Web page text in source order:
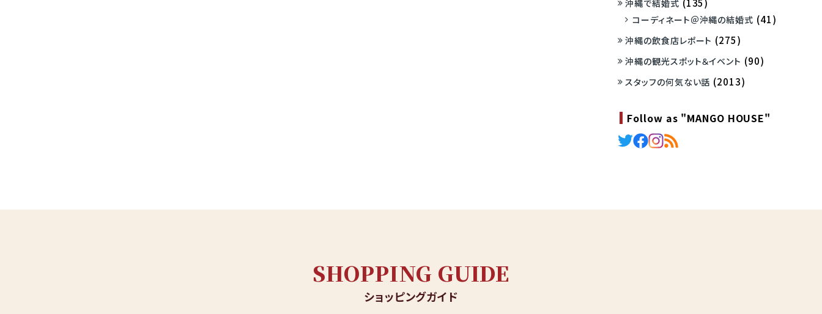
沖縄で結婚式 (135)
コーディネート＠沖縄の結婚式 (41)
沖縄の飲食店レポート (275)
沖縄の観光スポット＆イベント (90)
スタッフの何気ない話 (2013)
Follow as "MANGO HOUSE"
SHOPPING GUIDE
ショッピングガイド